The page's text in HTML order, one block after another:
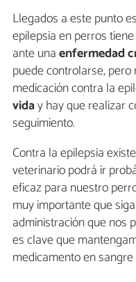
Llegados a este punto
epilepsia en perros
ante unaenfermedad
puede controlarse,
medicación contra la
viday hay que realizar
seguimiento.
Contra la epilepsia
veterinario podrá ir
eficaz para nuestro
muy importante que
administración que nos
es clave que
medicamento en